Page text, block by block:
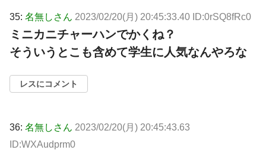
35: 名無しさん 2023/02/20(月) 20:45:33.40 ID:0rSQ8fRc0
ミニカニチャーハンでかくね？
そういうとこも含めて学生に人気なんやろな
レスにコメント
36: 名無しさん 2023/02/20(月) 20:45:43.63
ID:WXAudprm0